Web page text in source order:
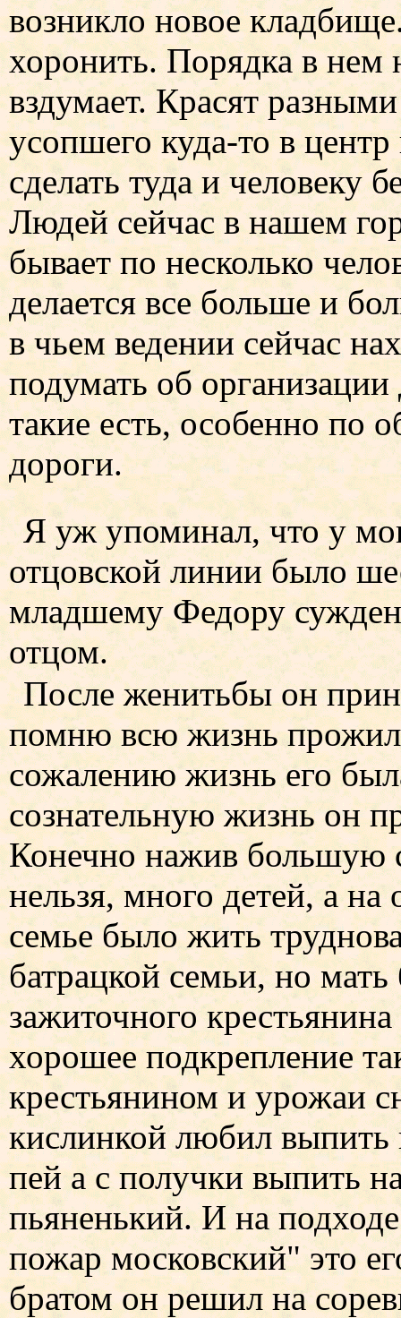
возникло новое
хоронить. Порядка в нем
вздумает. Красят
усопшего куда-то в
сделать туда и человеку
Людей сейчас в нашем
бывает по несколько
делается все больше и
в чьем ведении сейчас
подумать об
такие есть, особенно по
дороги.
Я уж упоминал, что у
отцовской линии было
младшему Федору
отцом.
После женитьбы он
помню всю жизнь
сожалению жизнь его
сознательную жизнь он
Конечно нажив большую
нельзя, много детей, а
семье было жить
батрацкой семьи, но
зажиточного
хорошее подкрепление
крестьянином и урожаи
кислинкой любил выпить
пей а с получки выпить
пьяненький. И на
пожар московский" это
братом он решил на